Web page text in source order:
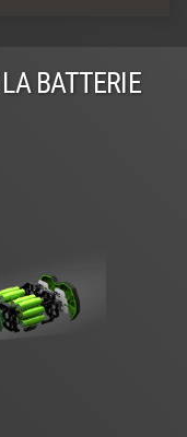
BATTERIE